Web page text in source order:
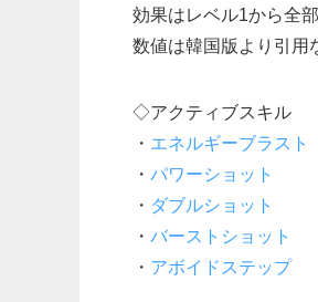
効果はレベル1から全
数値は韓国版より引用
◇アクティブスキル
・ エネルギーブラスト
・ パワーショット
・ ダブルショット
・ バーストショット
・ アボイドステップ